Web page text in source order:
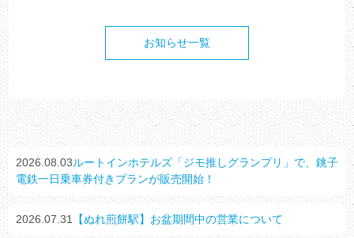
お知らせ一覧
2026.08.03ルートインホテルズ「ジモ推しグランプリ」で、銚子
電鉄一日乗車券付きプランが販売開始！
2026.07.31 【ぬれ煎餅駅】お盆期間中の営業について